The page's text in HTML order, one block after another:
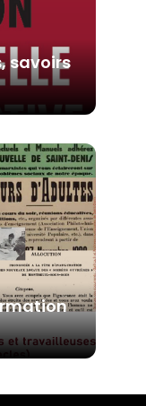
savoirs